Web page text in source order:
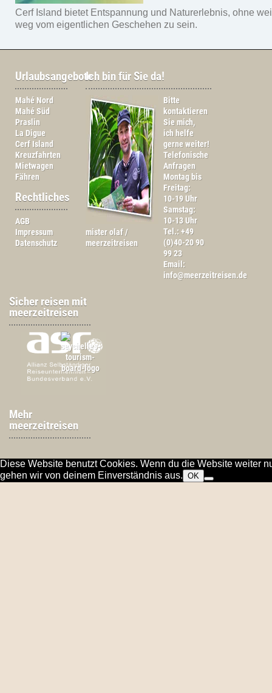
Cerf Island bietet Entspannung und Naturerlebnis, ohne
weg vom eigentlichen Geschehen zu sein.
Urlaubsangebote
Mahé Nord
Mahé Süd
Praslin
La Digue
Cerf Island
Kreuzfahrten
Mietwagen
Fähren
Rechtliches
AGB
Impressum
Datenschutz
Ich bin für Sie da!
mister olaf /
meerzeitreisen
Bitte
kontaktieren
Sie mich,
ich helfe
gerne weiter!
Telefonische
Anfragen
Montag bis
Freitag:
10-19 Uhr
Samstag:
10-13 Uhr
Tel.: +49
(0)40-20 90
99 23
Email:
info@meerzeitreisen.de
Sicher reisen mit
meerzeitreisen
Mehr
meerzeitreisen
Diese Website benutzt Cookies. Wenn du die Website weiter
gehen wir von deinem Einverständnis aus. OK